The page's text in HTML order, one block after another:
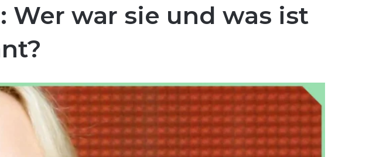
Wer war sie und was ist